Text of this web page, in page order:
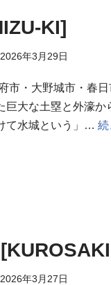
KI]
2026年3月29日
市・大野城市・春
巨大な土塁と外濠
て水城という」… 続
2026年3月27日